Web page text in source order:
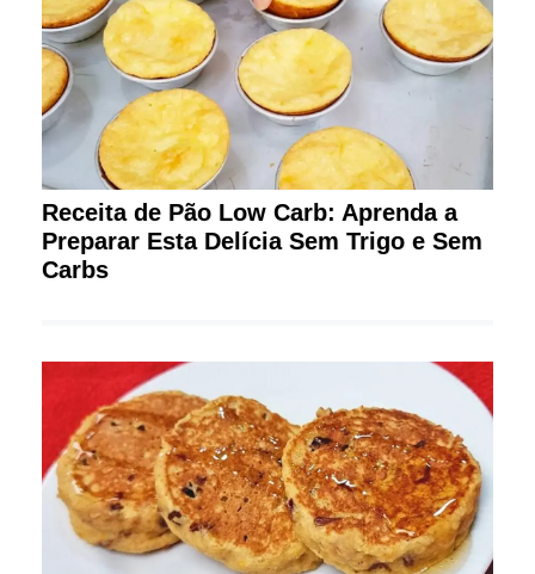
Receita de Pão Low Carb: Aprenda a
Preparar Esta Delícia Sem Trigo e Sem
Carbs